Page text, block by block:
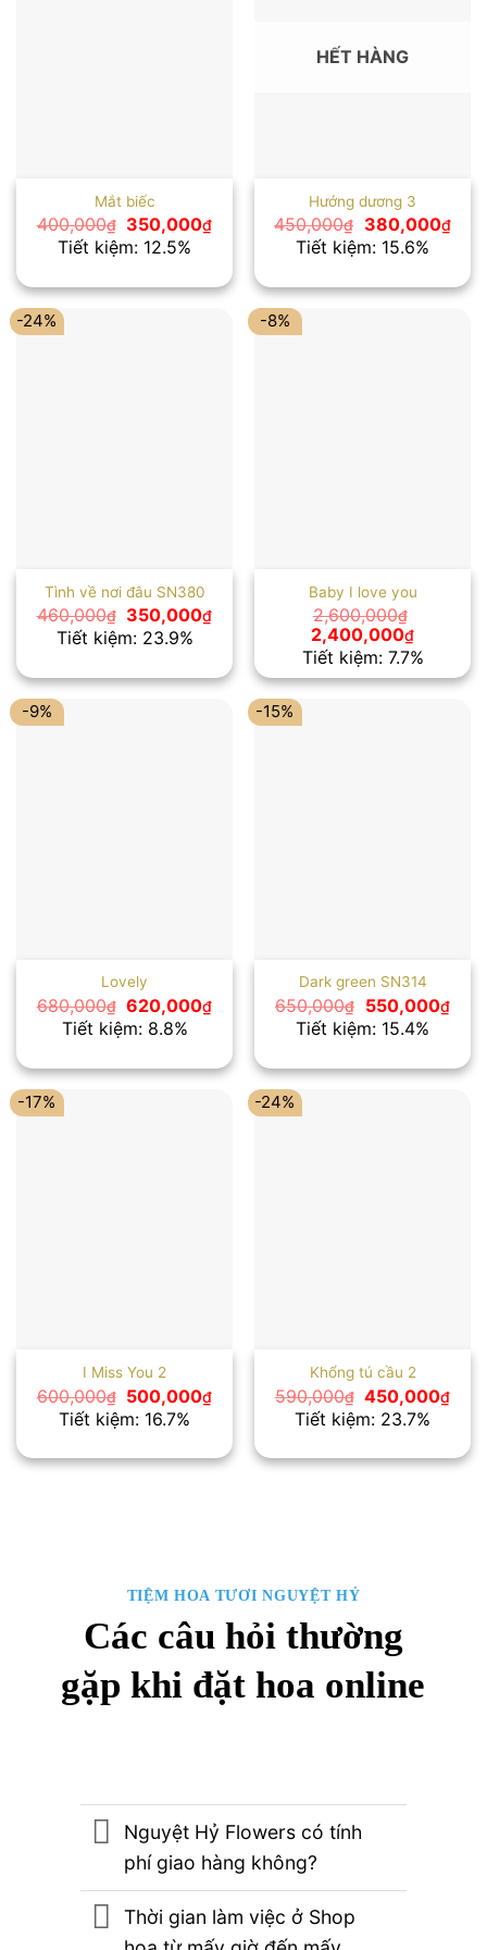
Mắt biếc
400,000₫
Giá
gốc
là:
350,000₫Giá
là:
350,000₫.
Tiết kiệm: 12.5%
HẾT HÀNG
Hướng dương 3
450,000₫
Giá
gốc
là:
380,000₫Giá
hiện
là:
Tiết kiệm: 15.6%
-24%
Tình về nơi đâu SN380
460,000₫
Giá
gốc
là:
350,000₫Giá
350,000₫.
Tiết kiệm: 23.9%
-8%
Baby I love you
2,600,000₫
Giá
gốc
là:
2,600,000₫.
2,400,000₫Giá
hiện
tại
là:
Tiết kiệm: 7.7%
-9%
Lovely
680,000₫ Giá
gốc
là:
620,000₫Giá
620,000₫.
Tiết kiệm: 8.8%
-15%
Dark green SN314
650,000₫
Giá
gốc
là:
550,000₫Giá
hiện
Tiết kiệm: 15.4%
-17%
I Miss You 2
600,000₫
Giá
gốc
là:
500,000₫Giá
là:
500,000₫.
Tiết kiệm: 16.7%
-24%
Khổng tú cầu 2
590,000₫ Giá
gốc
là:
450,000₫Giá
là:
Tiết kiệm: 23.7%
TIỆM HOA TƯƠI NGUYỆT HỶ
Các câu hỏi thường
gặp khi đặt hoa online
Nguyệt Hỷ Flowers có tính
phí giao hàng không?
Thời gian làm việc ở Shop